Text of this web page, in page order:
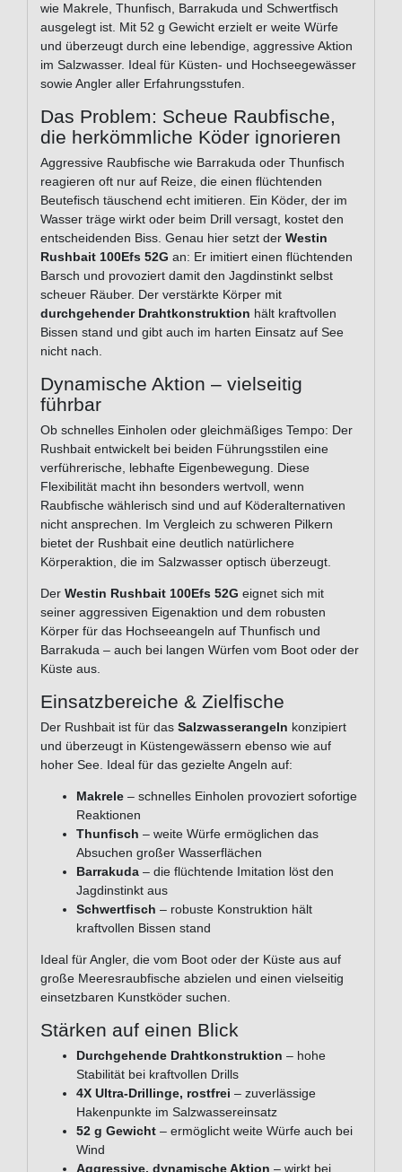
wie Makrele, Thunfisch, Barrakuda und Schwertfisch
ausgelegt ist. Mit 52 g Gewicht erzielt er weite Würfe
und überzeugt durch eine lebendige, aggressive Aktion
im Salzwasser. Ideal für Küsten- und Hochseegewässer
sowie Angler aller Erfahrungsstufen.
Das Problem: Scheue Raubfische,
die herkömmliche Köder ignorieren
Aggressive Raubfische wie Barrakuda oder Thunfisch
reagieren oft nur auf Reize, die einen flüchtenden
Beutefisch täuschend echt imitieren. Ein Köder, der im
Wasser träge wirkt oder beim Drill versagt, kostet den
entscheidenden Biss. Genau hier setzt der Westin
Rushbait 100Efs 52G an: Er imitiert einen flüchtenden
Barsch und provoziert damit den Jagdinstinkt selbst
scheuer Räuber. Der verstärkte Körper mit
durchgehender Drahtkonstruktion hält kraftvollen
Bissen stand und gibt auch im harten Einsatz auf See
nicht nach.
Dynamische Aktion – vielseitig
führbar
Ob schnelles Einholen oder gleichmäßiges Tempo: Der
Rushbait entwickelt bei beiden Führungsstilen eine
verführerische, lebhafte Eigenbewegung. Diese
Flexibilität macht ihn besonders wertvoll, wenn
Raubfische wählerisch sind und auf Köderalternativen
nicht ansprechen. Im Vergleich zu schweren Pilkern
bietet der Rushbait eine deutlich natürlichere
Körperaktion, die im Salzwasser optisch überzeugt.
Der Westin Rushbait 100Efs 52G eignet sich mit
seiner aggressiven Eigenaktion und dem robusten
Körper für das Hochseeangeln auf Thunfisch und
Barrakuda – auch bei langen Würfen vom Boot oder der
Küste aus.
Einsatzbereiche & Zielfische
Der Rushbait ist für das Salzwasserangeln konzipiert
und überzeugt in Küstengewässern ebenso wie auf
hoher See. Ideal für das gezielte Angeln auf:
Makrele – schnelles Einholen provoziert sofortige
Reaktionen
Thunfisch – weite Würfe ermöglichen das
Absuchen großer Wasserflächen
Barrakuda – die flüchtende Imitation löst den
Jagdinstinkt aus
Schwertfisch – robuste Konstruktion hält
kraftvollen Bissen stand
Ideal für Angler, die vom Boot oder der Küste aus auf
große Meeresraubfische abzielen und einen vielseitig
einsetzbaren Kunstköder suchen.
Stärken auf einen Blick
Durchgehende Drahtkonstruktion – hohe
Stabilität bei kraftvollen Drills
4X Ultra-Drillinge, rostfrei – zuverlässige
Hakenpunkte im Salzwasser­einsatz
52 g Gewicht – ermöglicht weite Würfe auch bei
Wind
Aggressive, dynamische Aktion – wirkt bei